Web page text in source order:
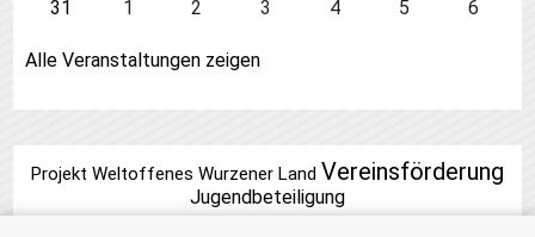
31
1 2 3 4 5 6
Alle Veranstaltungen zeigen
Projekt Weltoffenes Wurzener Land Vereinsförderung
Jugendbeteiligung